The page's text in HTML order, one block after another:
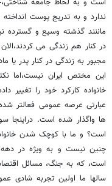
ندارد و به تدریج پوست
ماننند گذشته وسیع و
در کنار هم زندگی می
مجبور به زندگی در کنار پدر یا
این مختص ایران نیست،اما
خانواده کارکرد خود را
عبارتی عرصه عمومی فعالتر
ها واگذار شده است.
است؟ و ما با کوچک شدن
چنین نیست و به ویژه در
است، که به جنگ، مسائل
سالها ما اولین تجربه شادی